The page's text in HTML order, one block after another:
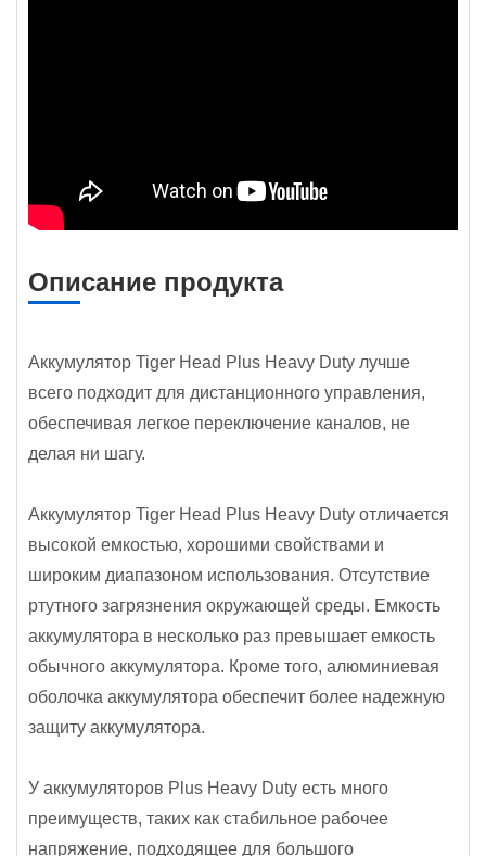
Описание продукта
Аккумулятор Tiger Head Plus Heavy Duty лучше
всего подходит для дистанционного управления,
обеспечивая легкое переключение каналов, не
делая ни шагу.
Аккумулятор Tiger Head Plus Heavy Duty отличается
высокой емкостью, хорошими свойствами и
широким диапазоном использования. Отсутствие
ртутного загрязнения окружающей среды. Емкость
аккумулятора в несколько раз превышает емкость
обычного аккумулятора. Кроме того, алюминиевая
оболочка аккумулятора обеспечит более надежную
защиту аккумулятора.
У аккумуляторов Plus Heavy Duty есть много
преимуществ, таких как стабильное рабочее
напряжение, подходящее для большого